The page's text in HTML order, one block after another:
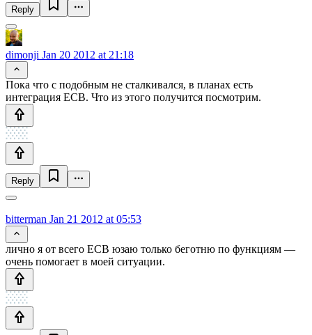
Reply
dimonji Jan 20 2012 at 21:18
Пока что с подобным не сталкивался, в планах есть
интеграция ECB. Что из этого получится посмотрим.
Reply
bitterman Jan 21 2012 at 05:53
лично я от всего ECB юзаю только беготню по функциям —
очень помогает в моей ситуации.